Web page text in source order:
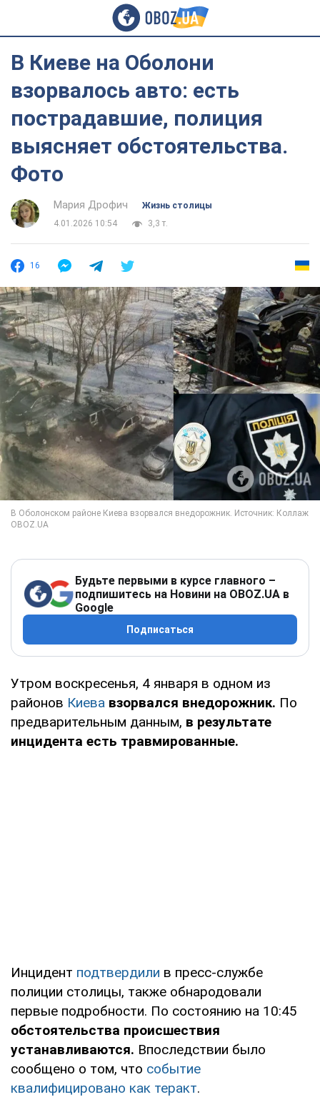
В Киеве на Оболони
взорвалось авто: есть
пострадавшие, полиция
выясняет обстоятельства.
Фото
Мария Дрофич
Жизнь столицы
4.01.2026 10:54
3,3 т.
16
Будьте первыми в курсе главного –
подпишитесь на Новини на OBOZ.UA в
Google
Подписаться
Утром воскресенья, 4 января в одном из
районов Киева взорвался внедорожник. По
предварительным данным, в результате
инцидента есть травмированные.
Инцидент подтвердили в пресс-службе
полиции столицы, также обнародовали
первые подробности. По состоянию на 10:45
обстоятельства происшествия
устанавливаются. Впоследствии было
сообщено о том, что событие
квалифицировано как теракт.